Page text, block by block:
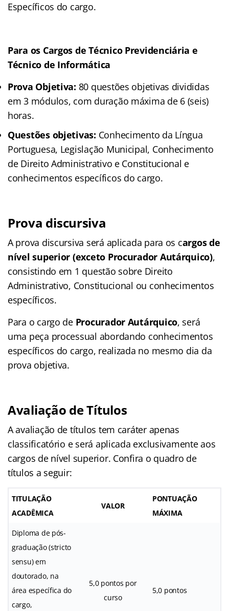
Específicos do cargo.
Para os Cargos de Técnico Previdenciária e
Técnico de Informática
Prova Objetiva: 80 questões objetivas divididas
em 3 módulos, com duração máxima de 6 (seis)
horas.
Questões objetivas: Conhecimento da Língua
Portuguesa, Legislação Municipal, Conhecimento
de Direito Administrativo e Constitucional e
conhecimentos específicos do cargo.
Prova discursiva
A prova discursiva será aplicada para os cargos de
nível superior (exceto Procurador Autárquico),
consistindo em 1 questão sobre Direito
Administrativo, Constitucional ou conhecimentos
específicos.
Para o cargo de Procurador Autárquico, será
uma peça processual abordando conhecimentos
específicos do cargo, realizada no mesmo dia da
prova objetiva.
Avaliação de Títulos
A avaliação de títulos tem caráter apenas
classificatório e será aplicada exclusivamente aos
cargos de nível superior. Confira o quadro de
títulos a seguir:
TITULAÇÃO
ACADÊMICA
VALOR
PONTUAÇÃO
MÁXIMA
Diploma de pós-
graduação (stricto
sensu) em
doutorado, na
área específica do
cargo,
5,0 pontos por
curso
5,0 pontos